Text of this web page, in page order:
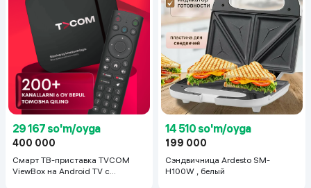
29 167 so'm/oyga
400 000
Смарт ТВ-приставка TVCOM
ViewBox на Android TV с
14 510 so'm/oyga
199 000
Сэндвичница Ardesto SM-
H100W , белый